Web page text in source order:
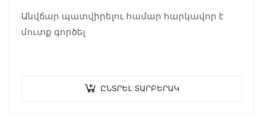
Անվճար պատվիրելու համար հարկավոր է
մուտք գործել
ԸՆՏՐԵԼ ՏԱՐԲԵՐԱԿ